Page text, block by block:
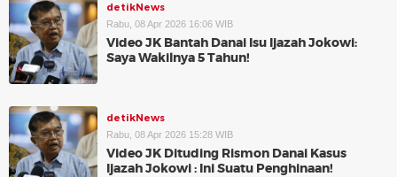
detikNews
Rabu, 08 Apr 2026 16:06 WIB
Video JK Bantah Danai Isu Ijazah Jokowi:
Saya Wakilnya 5 Tahun!
detikNews
Rabu, 08 Apr 2026 15:28 WIB
Video JK Dituding Rismon Danai Kasus
Ijazah Jokowi : Ini Suatu Penghinaan!